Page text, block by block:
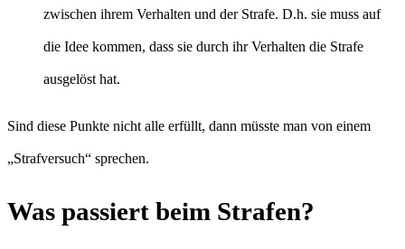
zwischen ihrem Verhalten und der Strafe. D.h. sie muss auf
die Idee kommen, dass sie durch ihr Verhalten die Strafe
ausgelöst hat.
Sind diese Punkte nicht alle erfüllt, dann müsste man von einem
„Strafversuch“ sprechen.
Was passiert beim Strafen?